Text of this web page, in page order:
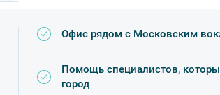
Офис рядом с Московским
Помощь специалистов,
город